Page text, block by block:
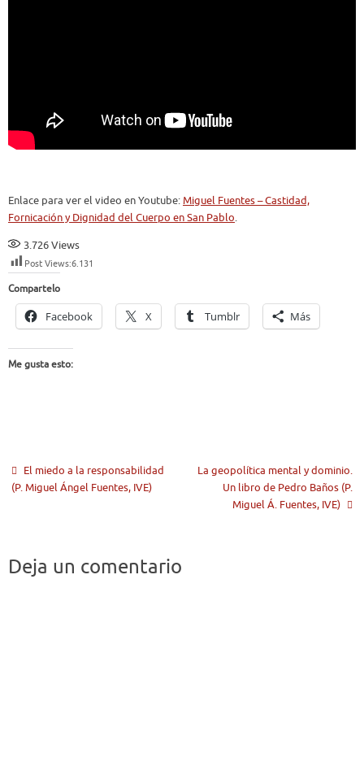
Enlace para ver el video en Youtube:Miguel Fuentes – Castidad,
Fornicación y Dignidad del Cuerpo en San Pablo.
3.726Views
Post Views:6.131
Compartelo
Facebook X Tumblr Más
Me gusta esto:
El miedo a la responsabilidad
(P. Miguel Ángel Fuentes, IVE)
La geopolítica mental y dominio.
Un libro de Pedro Baños (P.
Miguel Á. Fuentes, IVE)
Deja un comentario